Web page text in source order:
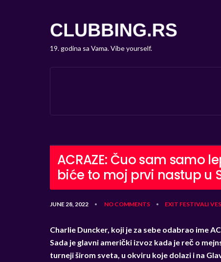
19. godina sa Vama. Vibe yourself.
ACRAZE: Čuo sam samo
biće to moj prvi nastup u
JUNE 28, 2022 • NO COMMENTS • EXIT FESTIVALI
Charlie Duncker, koji je za sebe odabrao ime
Sada je glavni američki izvoz kada je reč o
turneji širom sveta, u okviru koje dolazi i na